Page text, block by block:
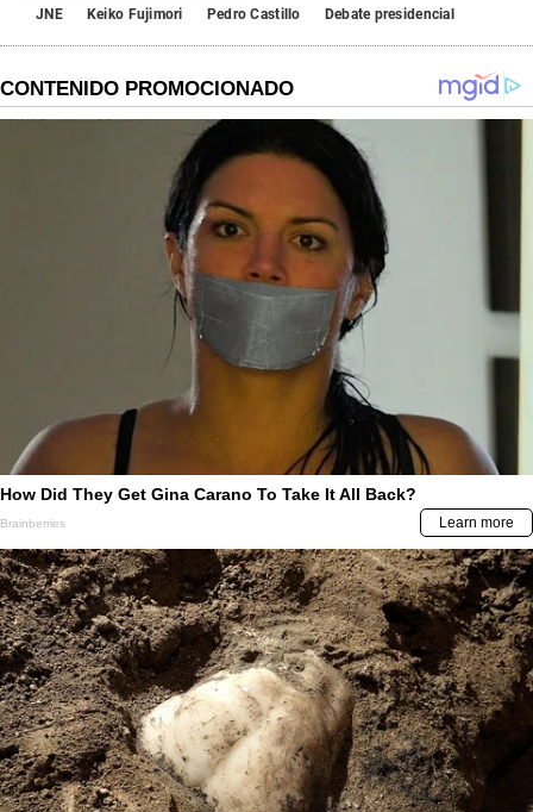
JNE Keiko Fujimori Pedro Castillo Debate presidencial